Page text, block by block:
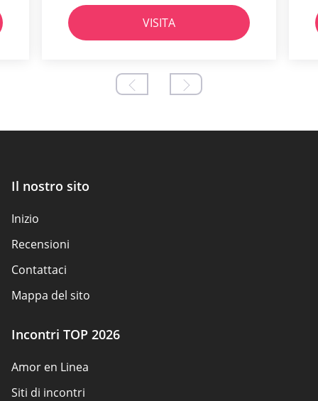
VISITA
Il nostro sito
Inizio
Recensioni
Contattaci
Mappa del sito
Incontri TOP 2026
Amor en Linea
Siti di incontri